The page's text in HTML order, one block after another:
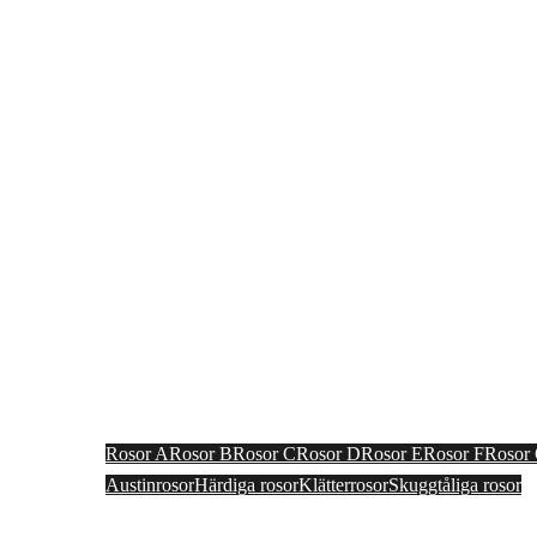
Rosor ARosor BRosor CRosor DRosor ERosor FRosor
AustinrosorHärdiga rosorKlätterrosorSkuggtåliga rosor